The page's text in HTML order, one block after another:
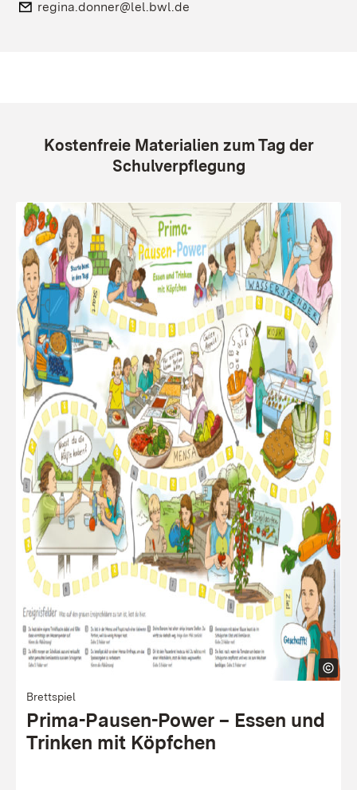
E-Mail:
regina.donner@lel.bwl.de
Kostenfreie Materialien zum Tag der
Schulverpflegung
Brettspiel
Prima-Pausen-Power – Essen und
Trinken mit Köpfchen